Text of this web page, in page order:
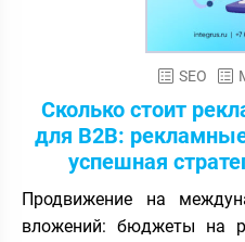
SEO
Сколько стоит
для B2B:
успешная
Продвижение на
вложений: бюджеты на